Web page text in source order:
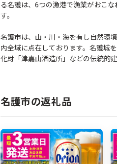
る名護は、6つの漁港で漁業がおこ
す。
名護市は、山・川・海を有し自然環
内全域に点在しております。名護城
化財「津嘉山酒造所」などの伝統的
名護市の返礼品